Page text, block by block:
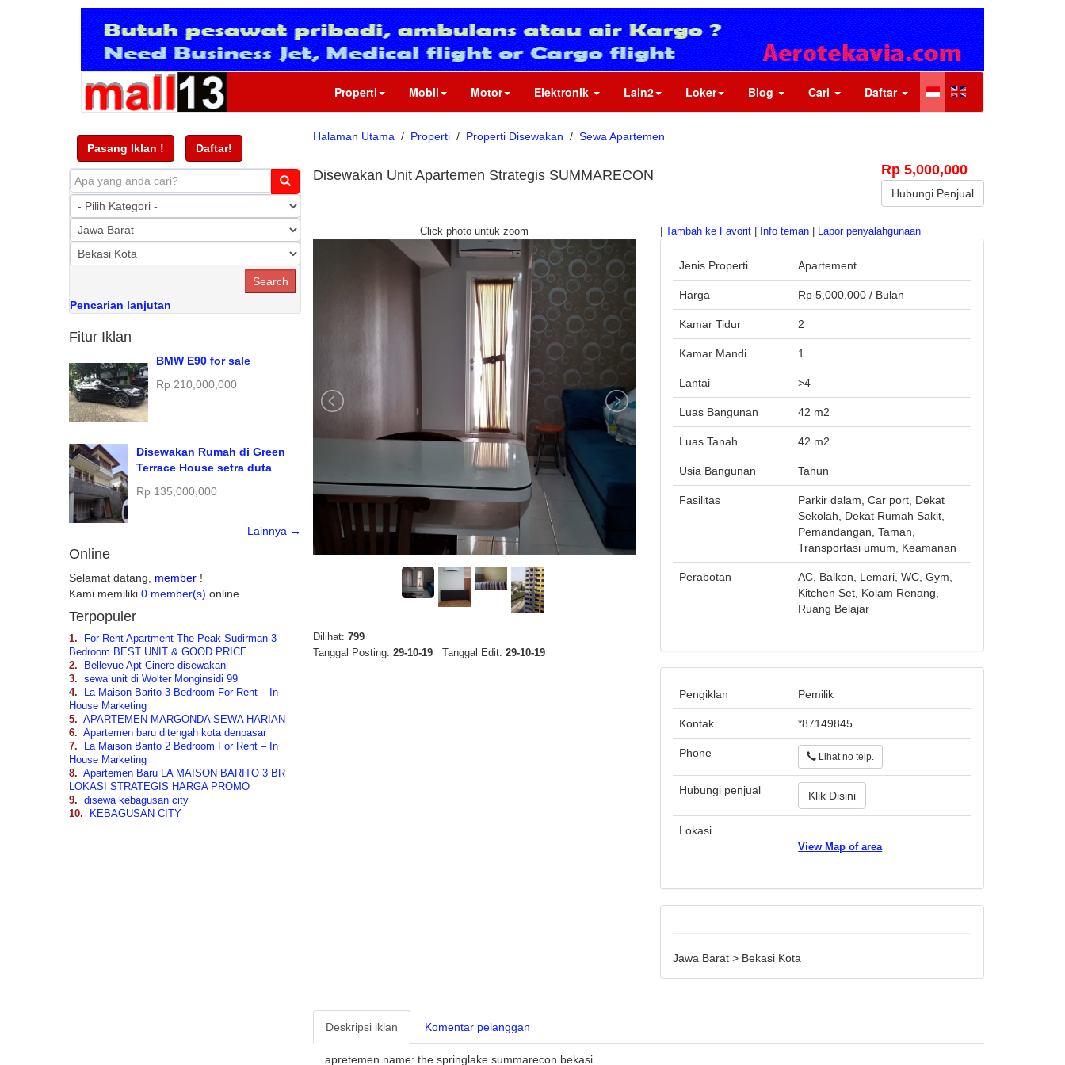
Properti Mobil Motor Elektronik Lain2 Loker Blog Cari Daftar
Pasang Iklan ! Daftar!
Pencarian lanjutan
Fitur Iklan
BMW E90 for sale
Rp 210,000,000
Disewakan Rumah di Green
Terrace House setra duta
Rp 135,000,000
Lainnya →
Online
Selamat datang, member !
Kami memiliki 0 member(s) online
Terpopuler
1.
For Rent Apartment The Peak Sudirman 3
Bedroom BEST UNIT & GOOD PRICE
2.
Bellevue Apt Cinere disewakan
3.
sewa unit di Wolter Monginsidi 99
4.
La Maison Barito 3 Bedroom For Rent – In
House Marketing
5. APARTEMEN MARGONDA SEWA HARIAN
6. Apartemen baru ditengah kota denpasar
7.
La Maison Barito 2 Bedroom For Rent – In
House Marketing
8. Apartemen Baru LA MAISON BARITO 3 BR
LOKASI STRATEGIS HARGA PROMO
9.
disewa kebagusan city
10.
KEBAGUSAN CITY
Halaman Utama / Properti/ Properti Disewakan / Sewa Apartemen
Disewakan Unit Apartemen Strategis SUMMARECON Rp 5,000,000
Hubungi Penjual
Click photo untuk zoom
Dilihat: 799
Tanggal Posting: 29-10-19Tanggal Edit: 29-10-19
Tambah ke Favorit Info teman Lapor penyalahgunaan
Jenis Properti Apartement
Harga Rp 5,000,000 / Bulan
Kamar Tidur 2
Kamar Mandi 1
Lantai >4
Luas Bangunan 42 m2
Luas Tanah 42 m2
Usia Bangunan Tahun
Fasilitas
Parkir dalam, Car port, Dekat
Sekolah, Dekat Rumah Sakit,
Pemandangan, Taman,
Transportasi umum, Keamanan
Perabotan
AC, Balkon, Lemari, WC, Gym,
Kitchen Set, Kolam Renang,
Ruang Belajar
Pengiklan Pemilik
Kontak *87149845
Phone Lihat no telp.
Hubungi penjual Klik Disini
Lokasi
View Map of area
Jawa Barat > Bekasi Kota
Deskripsi iklan Komentar pelanggan
apretemen name: the springlake summarecon bekasi